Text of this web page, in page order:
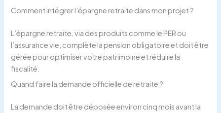
Comment intégrer l’épargne retraite dans mon projet ?
L’épargne retraite, via des produits comme le PER ou
l’assurance vie, complète la pension obligatoire et doit être
gérée pour optimiser votre patrimoine et réduire la
fiscalité.
Quand faire la demande officielle de retraite ?
La demande doit être déposée environ cinq mois avant la